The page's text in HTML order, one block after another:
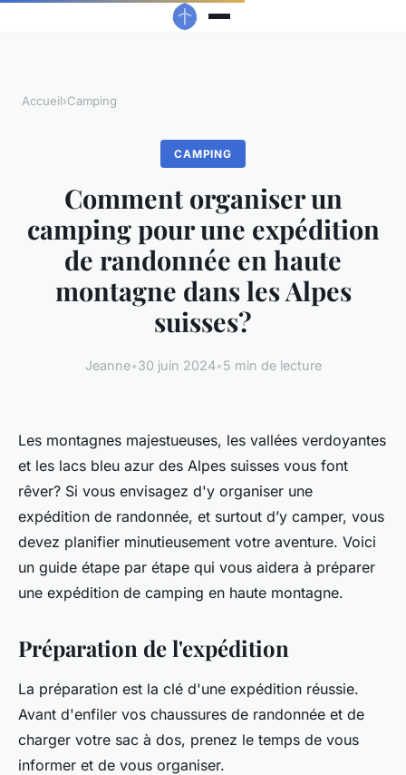
Accueil›Camping
CAMPING
Comment organiser un
camping pour une expédition
de randonnée en haute
montagne dans les Alpes
suisses?
Jeanne•30 juin 2024•5 min de lecture
Les montagnes majestueuses, les vallées verdoyantes
et les lacs bleu azur des Alpes suisses vous font
rêver? Si vous envisagez d'y organiser une
expédition de randonnée, et surtout d’y camper, vous
devez planifier minutieusement votre aventure. Voici
un guide étape par étape qui vous aidera à préparer
une expédition de camping en haute montagne.
Préparation de l'expédition
La préparation est la clé d'une expédition réussie.
Avant d'enfiler vos chaussures de randonnée et de
charger votre sac à dos, prenez le temps de vous
informer et de vous organiser.